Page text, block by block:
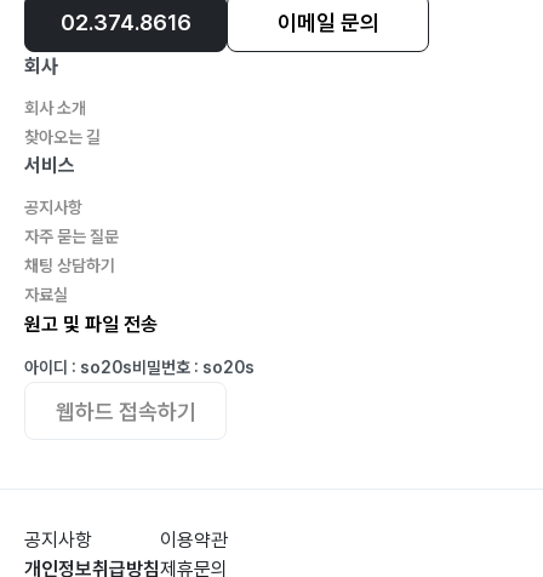
6) 교외체험학습 가이드 · 126
7) 학생정서 · 행동특성검사 · 128
9) 방학 보내기 · 132
학습 점검하기 · 133
습관 형성하기 · 135
<네 번째 주제> 학부모로서 부모의 역할
1) 놀이터에서 배우는 지혜 · 139
2) 심심할 틈 만들기 · 143
4) 아이 관심 속으로 · 149
충분한 시간 동안 자는 것 · 153
편안하고 안정된 느낌으로 자는 것 · 154
02.374.8616 이메일 문의
회사
회사 소개
찾아오는 길
서비스
공지사항
자주 묻는 질문
채팅 상담하기
자료실
원고 및 파일 전송
아이디 : so20s비밀번호 : so20s
웹하드 접속하기
공지사항
개인정보취급방침
이용약관
제휴문의